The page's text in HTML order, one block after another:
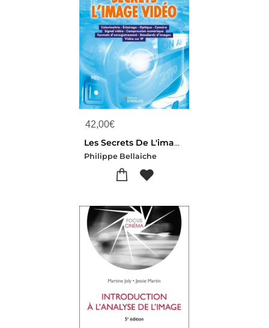
42,00€
Les Secrets De L'image Video (13e Edition)
Philippe Bellaiche